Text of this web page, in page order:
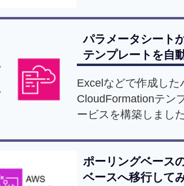
針、運用ルールを初
に解説しています。
パラメータシート
テンプレートを自
Excelなどで作成した
CloudFormationテン
ービスを構築しました
ポーリングベース
ベースへ移行して